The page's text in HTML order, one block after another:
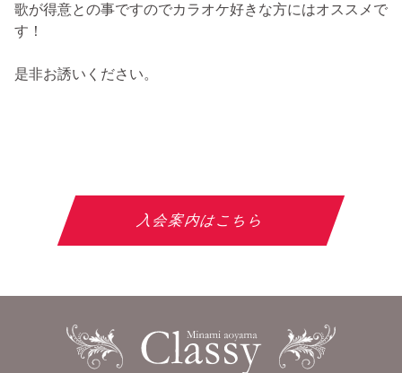
歌が得意との事ですのでカラオケ好きな方にはオススメで
す！
是非お誘いください。
入会案内はこちら